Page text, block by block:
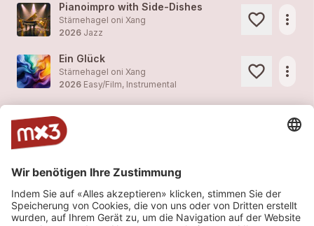
Pianoimpro with Side-Dishes
Stärnehagel oni Xang
2026 Jazz
more_horiz
Ein Glück
Stärnehagel oni Xang
2026 Easy/Film, Instrumental
more_horiz
Stärnehagel oni Xang
2012
more_horiz
Stärnehagel oni Xang
2012
Easy/Film, Instrumental
Fast Gibberish